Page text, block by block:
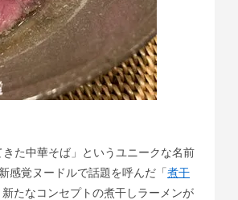
た中華そば」というユニークな名前
感覚ヌードルで話題を呼んだ「煮干
新たなコンセプトの煮干しラーメンが